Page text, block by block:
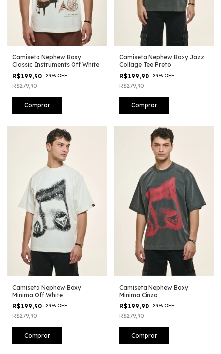
Camiseta Nephew Boxy
Classic Instruments Off White
R$199,90 -29% OFF
R$279,90
Comprar
Camiseta Nephew Boxy Jazz
Collage Tee Preto
R$199,90 -29% OFF
R$279,90
Comprar
Camiseta Nephew Boxy
Minima Off White
R$199,90 -29% OFF
R$279,90
Comprar
Camiseta Nephew Boxy
Minima Cinza
R$199,90 -29% OFF
R$279,90
Comprar